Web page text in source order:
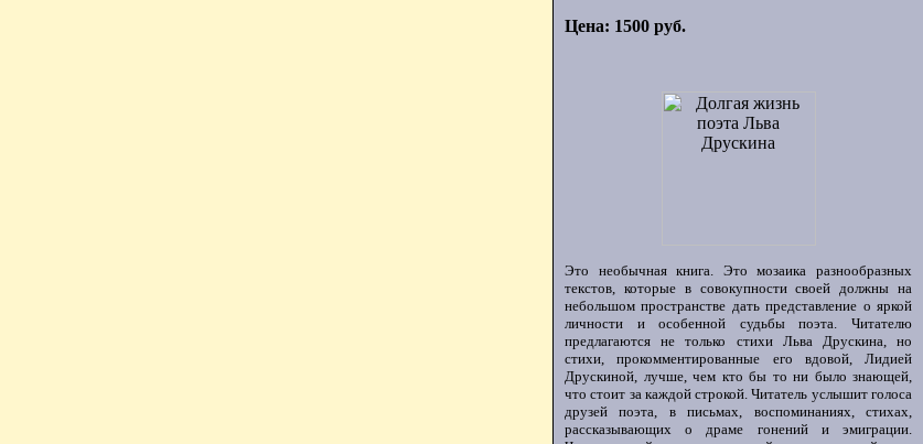
Цена: 1500 руб.
Это необычная книга. Это мозаика разнообразных
текстов, которые в совокупности своей должны на
небольшом пространстве дать представление о яркой
личности и особенной судьбы поэта. Читателю
предлагаются не только стихи Льва Друскина, но
стихи, прокомментированные его вдовой, Лидией
Друскиной, лучше, чем кто бы то ни было знающей,
что стоит за каждой строкой. Читатель услышит голоса
друзей поэта, в письмах, воспоминаниях, стихах,
рассказывающих о драме гонений и эмиграции.